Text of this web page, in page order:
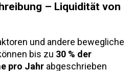
– Liquidität von
und andere bewegliche
bis zu 30 % der
pro Jahr abgeschrieben